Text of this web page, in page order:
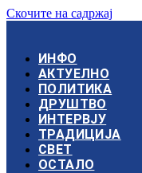
Скочите на садржај
ИНФО
АКТУЕЛНО
ПОЛИТИКА
ДРУШТВО
ИНТЕРВЈУ
ТРАДИЦИЈА
СВЕТ
ОСТАЛО